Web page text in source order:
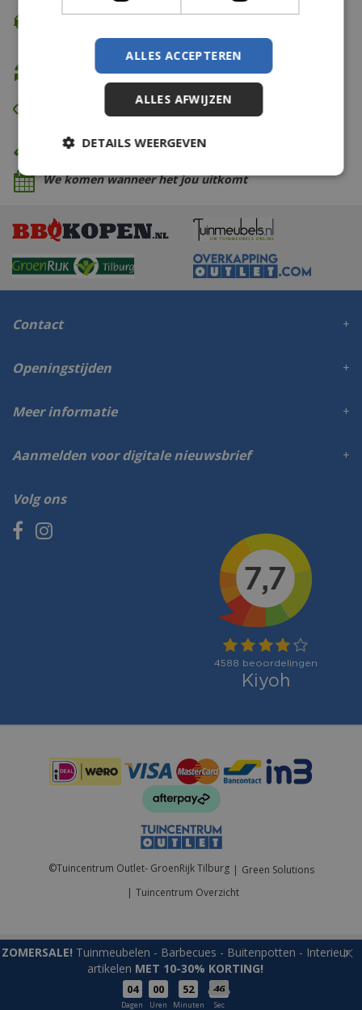
ZOMERSALE! Tuinmeubelen - Barbecues - Buitenpotten - Interieur
artikelen MET 10-30% KORTING!
04
Dagen
00
Uren
52
Minuten
46
Sec
Raamsilhouet rendier 20l warmwit
Gratis verzending
Gratis retour
Eerst zien dan betalen
Eigen bezorg- & installatieservice
We komen wanneer het jou uitkomt
Contact
Volg ons
Openingstijden
Meer informatie
Aanmelden voor digitale nieuwsbrief
©Tuincentrum Outlet- GroenRijk Tilburg
Green Solutions
Tuincentrum Overzicht
ALLES ACCEPTEREN
ALLES AFWIJZEN
DETAILS WEERGEVEN